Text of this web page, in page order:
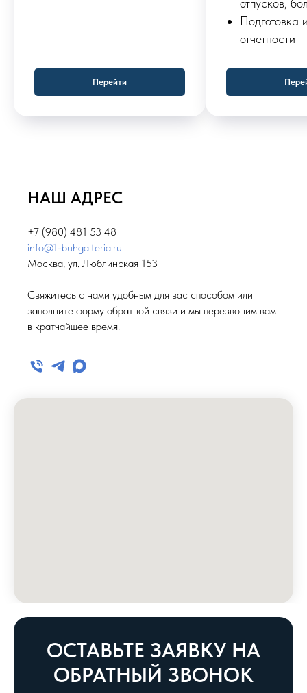
Перейти
отпусков,
Подготовка
отчетности
НАШ АДРЕС
+7 (980) 481 53 48
info@1-buhgalteria.ru
Москва, ул. Люблинская 153
Свяжитесь с нами удобным для вас способом или
заполните форму обратной связи и мы перезвоним вам
в кратчайшее время.
ОСТАВЬТЕ ЗАЯВКУ НА
ОБРАТНЫЙ ЗВОНОК